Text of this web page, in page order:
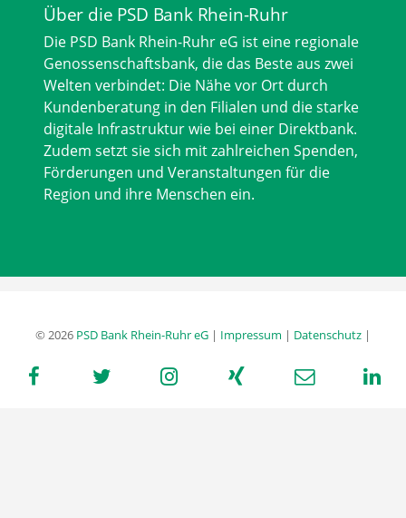
Über die PSD Bank Rhein-Ruhr
Die PSD Bank Rhein-Ruhr eG ist eine regionale
Genossenschaftsbank, die das Beste aus zwei
Welten verbindet: Die Nähe vor Ort durch
Kundenberatung in den Filialen und die starke
digitale Infrastruktur wie bei einer Direktbank.
Zudem setzt sie sich mit zahlreichen Spenden,
Förderungen und Veranstaltungen für die
Region und ihre Menschen ein.
© 2026 PSD Bank Rhein-Ruhr eG | Impressum | Datenschutz |